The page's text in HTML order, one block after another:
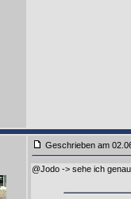
Geschrieben am
@Jodo -> sehe ich